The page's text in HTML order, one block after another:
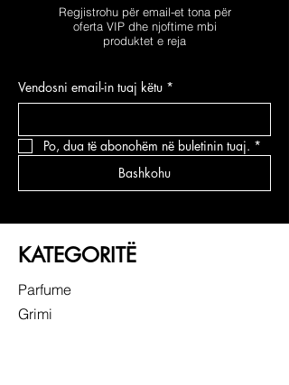
Regjistrohu për email-et tona për
oferta VIP dhe njoftime mbi
produktet e reja
Vendosni email-in tuaj këtu *
Po, dua të abonohëm në buletinin tuaj. *
Bashkohu
KATEGORITË
Parfume
Grimi